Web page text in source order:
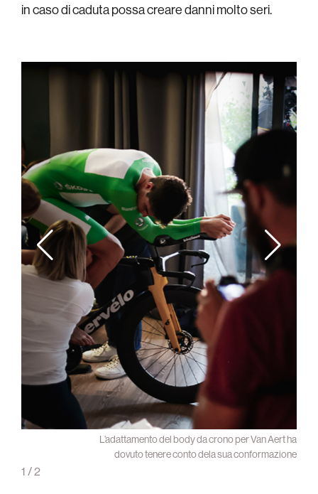
in caso di caduta possa creare danni molto seri.
L’adattamento del body da crono per Van Aert ha
dovuto tenere conto dela sua conformazione
1 / 2